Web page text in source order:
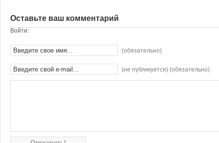
Оставьте ваш комментарий
Войти:
(обязательно)
(не публикуется) (обязательно)